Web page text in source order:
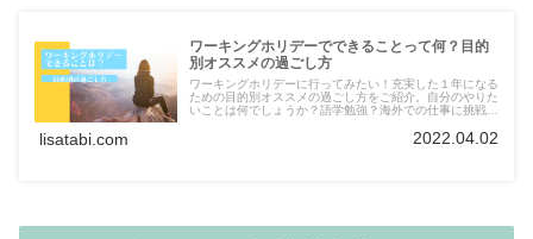
ワーキングホリデーでできることって何？目的
別オススメの過ごし方
ワーキングホリデーに行ってみたい！充実した１年になる
ための目的別オススメの過ごし方をご紹介。自分のやりた
いことは何でしょうか？語学勉強？海外での仕事に挑戦？
lisatabi.com 2022.04.02